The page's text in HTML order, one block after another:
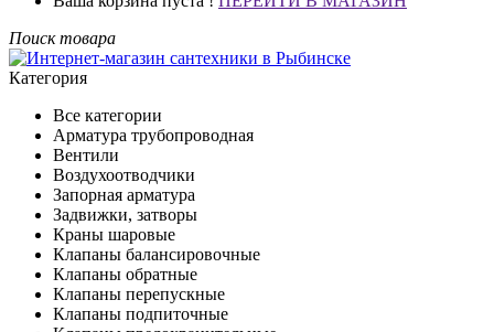
Поиск товара
Категория
Все категории
Арматура трубопроводная
Вентили
Воздухоотводчики
Запорная арматура
Задвижки, затворы
Краны шаровые
Клапаны балансировочные
Клапаны обратные
Клапаны перепускные
Клапаны подпиточные